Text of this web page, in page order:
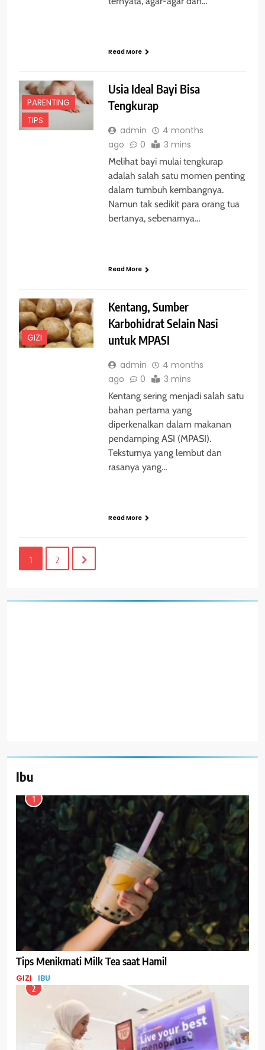
Ibu
1
Tips Menikmati Milk Tea saat Hamil
GIZI IBU
2
Read More
PARENTING
TIPS
Usia Ideal Bayi Bisa
Tengkurap
admin
4 months
ago
0 3 mins
Melihat bayi mulai tengkurap
adalah salah satu momen penting
dalam tumbuh kembangnya.
Namun tak sedikit para orang tua
bertanya, sebenarnya…
Read More
GIZI
Kentang, Sumber
Karbohidrat Selain Nasi
untuk MPASI
admin
4 months
ago
0 3 mins
Kentang sering menjadi salah satu
bahan pertama yang
diperkenalkan dalam makanan
pendamping ASI (MPASI).
Teksturnya yang lembut dan
rasanya yang…
Read More
1 2